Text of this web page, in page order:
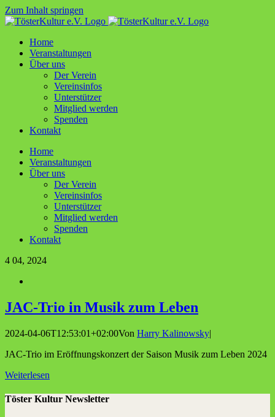
Zum Inhalt springen
Home
Ver­an­stal­tun­gen
Über uns
Der Ver­ein
Ver­ein­sin­fos
Unter­stüt­zer
Mit­glied werden
Spen­den
Kon­takt
Home
Ver­an­stal­tun­gen
Über uns
Der Ver­ein
Ver­ein­sin­fos
Unter­stüt­zer
Mit­glied werden
Spen­den
Kon­takt
4 04, 2024
JAC-Trio in Musik zum Leben
2024-04-06T12:53:01+02:00Von Harry Kalinowsky|
JAC-Trio im Eröffnungskonzert der Saison Musik zum Leben 2024
Weiterlesen
Töster Kultur Newsletter